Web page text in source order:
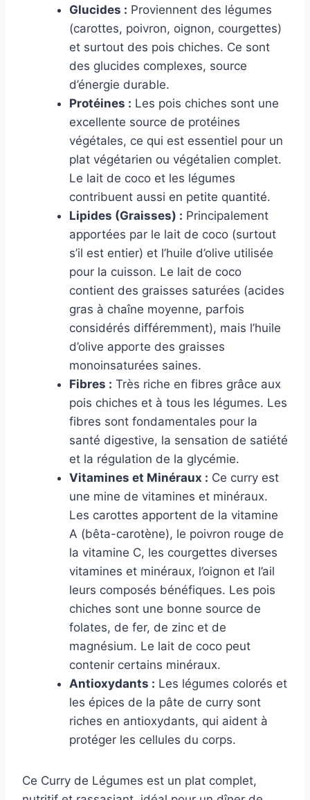
Glucides : Proviennent des légumes
(carottes, poivron, oignon, courgettes)
et surtout des pois chiches. Ce sont
des glucides complexes, source
d’énergie durable.
Protéines : Les pois chiches sont une
excellente source de protéines
végétales, ce qui est essentiel pour un
plat végétarien ou végétalien complet.
Le lait de coco et les légumes
contribuent aussi en petite quantité.
Lipides (Graisses) : Principalement
apportées par le lait de coco (surtout
s’il est entier) et l’huile d’olive utilisée
pour la cuisson. Le lait de coco
contient des graisses saturées (acides
gras à chaîne moyenne, parfois
considérés différemment), mais l’huile
d’olive apporte des graisses
monoinsaturées saines.
Fibres : Très riche en fibres grâce aux
pois chiches et à tous les légumes. Les
fibres sont fondamentales pour la
santé digestive, la sensation de satiété
et la régulation de la glycémie.
Vitamines et Minéraux : Ce curry est
une mine de vitamines et minéraux.
Les carottes apportent de la vitamine
A (bêta-carotène), le poivron rouge de
la vitamine C, les courgettes diverses
vitamines et minéraux, l’oignon et l’ail
leurs composés bénéfiques. Les pois
chiches sont une bonne source de
folates, de fer, de zinc et de
magnésium. Le lait de coco peut
contenir certains minéraux.
Antioxydants : Les légumes colorés et
les épices de la pâte de curry sont
riches en antioxydants, qui aident à
protéger les cellules du corps.
Ce Curry de Légumes est un plat complet,